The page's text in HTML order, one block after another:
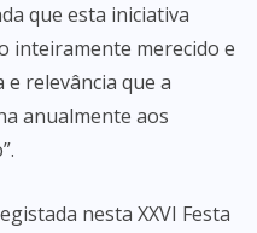
que esta iniciativa
inteiramente merecido e
relevância que a
anualmente aos
nesta XXVI Festa